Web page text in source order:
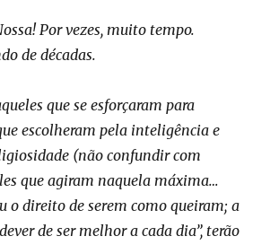
Por vezes, muito tempo.
de décadas.
que se esforçaram para
escolheram pela inteligência e
(não confundir com
que agiram naquela máxima…
o direito de serem como queiram; a
de ser melhor a cada dia”, terão